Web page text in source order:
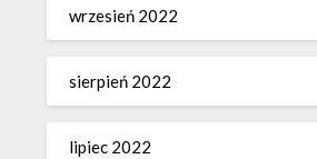
wrzesień 2022
sierpień 2022
lipiec 2022